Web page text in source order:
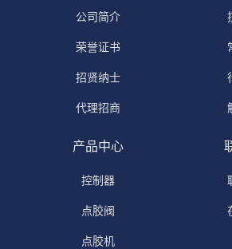
公司简介
荣誉证书
招贤纳士
代理招商
产品中心
控制器
点胶阀
点胶机